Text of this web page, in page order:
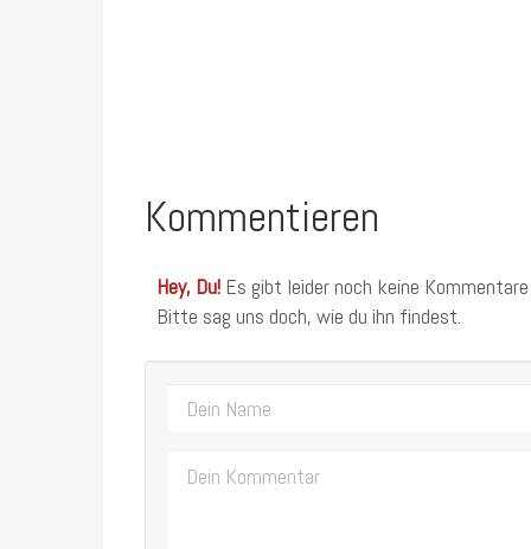
Kommentieren
Hey, Du! Es gibt leider noch keine
Bitte sag uns doch, wie du ihn findest.